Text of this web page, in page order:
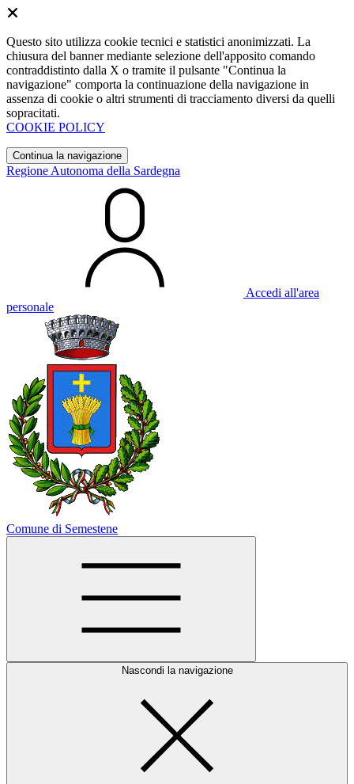
Questo sito utilizza cookie tecnici e statistici anonimizzati. La
chiusura del banner mediante selezione dell'apposito comando
contraddistinto dalla X o tramite il pulsante "Continua la
navigazione" comporta la continuazione della navigazione in
assenza di cookie o altri strumenti di tracciamento diversi da quelli
sopracitati.
COOKIE POLICY
Continua la navigazione
Regione Autonoma della Sardegna
Accedi all'area
personale
Comune di Semestene
Nascondi la navigazione